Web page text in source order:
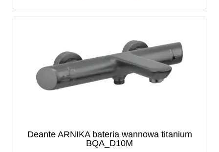
Deante ARNIKA bateria wannowa titanium
BQA_D10M